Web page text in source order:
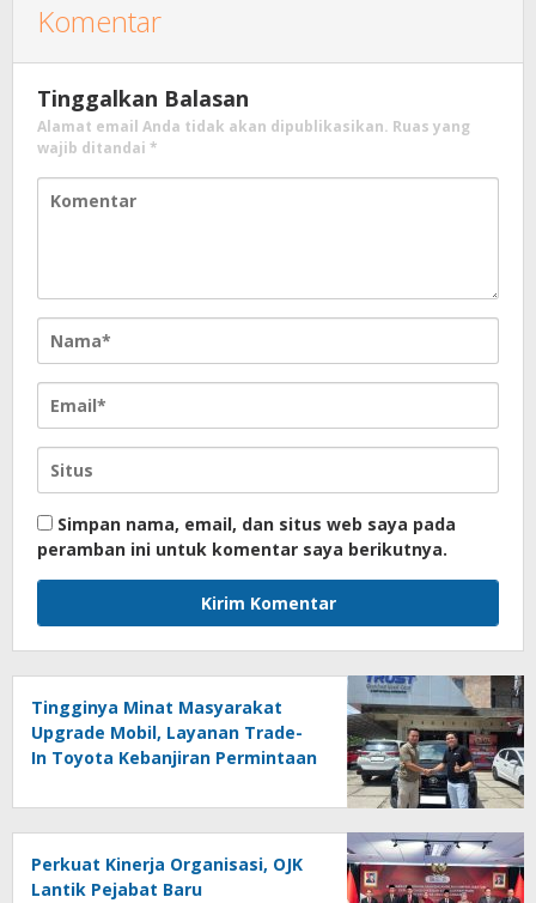
Komentar
Tinggalkan Balasan
Alamat email Anda tidak akan dipublikasikan. Ruas yang
wajib ditandai *
Simpan nama, email, dan situs web saya pada
peramban ini untuk komentar saya berikutnya.
Tingginya Minat Masyarakat
Upgrade Mobil, Layanan Trade-
In Toyota Kebanjiran Permintaan
Perkuat Kinerja Organisasi, OJK
Lantik Pejabat Baru